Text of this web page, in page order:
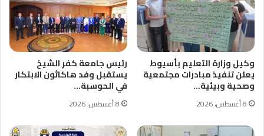
وكيل وزارة التعليم بأسيوط
يعلن تنفيذ مبادرات مجتمعية
وصحية وبيئية…
8 أغسطس، 2026
رئيس جامعة كفر الشيخ
يستقبل وفد هاكاثون الابتكار
في الحوسبة…
8 أغسطس، 2026